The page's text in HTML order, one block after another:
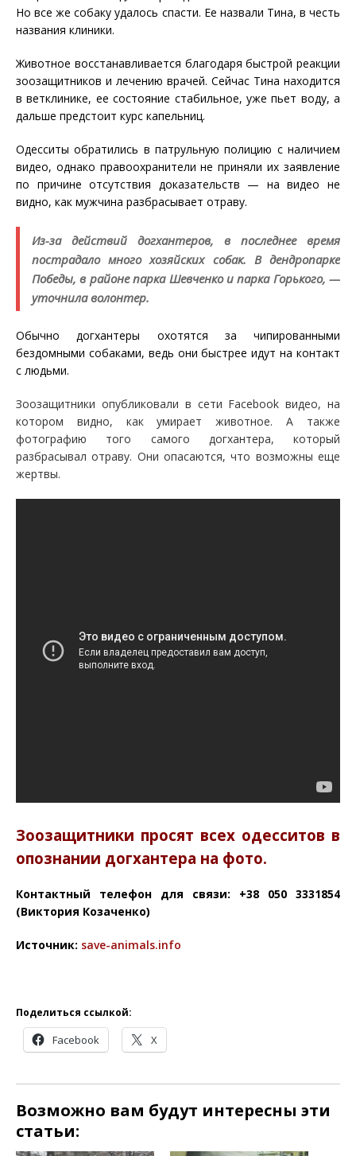
Но все же собаку удалось спасти. Ее назвали Тина, в честь
названия клиники.
Животное восстанавливается благодаря быстрой реакции
зоозащитников и лечению врачей. Сейчас Тина находится
в ветклинике, ее состояние стабильное, уже пьет воду, а
дальше предстоит курс капельниц.
Одесситы обратились в патрульную полицию с наличием
видео, однако правоохранители не приняли их заявление
по причине отсутствия доказательств — на видео не
видно, как мужчина разбрасывает отраву.
Из-за действий догхантеров, в последнее время
пострадало много хозяйских собак. В дендропарке
Победы, в районе парка Шевченко и парка Горького, —
уточнила волонтер.
Обычно догхантеры охотятся за чипированными
бездомными собаками, ведь они быстрее идут на контакт
с людьми.
Зоозащитники опубликовали в сети Facebook видео, на
котором видно, как умирает животное.А также
фотографию того самого догхантера, который
разбрасывал отраву. Они опасаются, что возможны еще
жертвы.
Зоозащитники просят всех одесситов в
опознании догхантера на фото.
Контактный телефон для связи: +38 050 3331854
(Виктория Козаченко)
Источник: save-animals.info
Поделиться ссылкой:
Facebook X
Возможно вам будут интересны эти
статьи: